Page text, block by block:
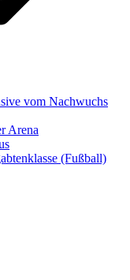
vom Nachwuchs
Arena
(Fußball)